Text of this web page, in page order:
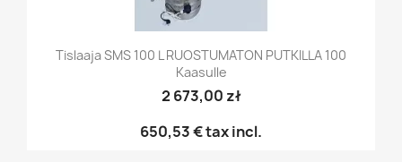
Tislaaja SMS 100 L RUOSTUMATON PUTKILLA 100
Kaasulle
2 673,00 zł
650,53 €tax incl.